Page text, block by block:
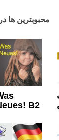
محبوبترین ها
B2